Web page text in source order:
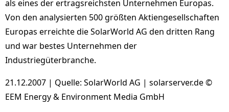
als eines der ertragsreichsten Unternehmen Europas.
Von den analysierten 500 größten Aktiengesellschaften
Europas erreichte die SolarWorld AG den dritten Rang
und war bestes Unternehmen der
Industriegüterbranche.
21.12.2007 | Quelle: SolarWorld AG | solarserver.de ©
EEM Energy & Environment Media GmbH